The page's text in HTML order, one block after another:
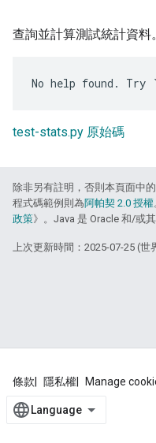
查詢並計算測試統計資料。
test-stats.py 原始碼
除非另有註明，否則本頁面中
程式碼範例則為阿帕契 2.0 授權
政策》。Java 是 Oracle 和/或
上次更新時間：2025-07-25 (世
條款 隱私權 Manage